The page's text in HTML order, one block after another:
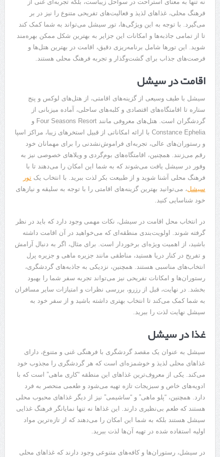
نه تنها به معنای استراحت در سواحل زیباست، بلکه تجربه‌ای غنی از
فرهنگ محلی، غذاهای لذیذ و فعالیت‌های تفریحی متنوع را نیز در بر
می‌گیرد. با توجه به این ویژگی‌ها، تور سیشل می‌تواند به شما کمک کند
تا از تمامی جاذبه‌ها و امکانات این جزایر به بهترین شکل ممکن بهره‌مند
شوید. این تورها شامل برنامه‌ریزی دقیق، اقامت در بهترین هتل‌ها و
فرصت‌های جذاب برای گشت‌وگذار و تجربه فرهنگ محلی هستند.
اقامت در سیشل
سیشل با طیف وسیعی از گزینه‌های اقامتی، از هتل‌های لوکس و پنج
ستاره تا اقامتگاه‌های اقتصادی و کلبه‌های ساحلی، آماده میزبانی از
گردشگران است. هتل‌های معروفی مانند Four Seasons Resort و
Constance Ephelia با ارائه امکاناتی از قبیل استخرهای زیبا، مراکز اسپا
و رستوران‌های عالی، تجربه‌ای فراموش‌نشدنی را برای مهمانان خود
رقم می‌زنند. همچنین، اقامتگاه‌های بوم‌گردی و ویلاهای خصوصی نیز به
وفور در سیشل یافت می‌شوند که به شما این امکان را می‌دهند تا با
فرهنگ محلی آشنا شوید و از طبیعت بکر لذت ببرید. با انتخاب یک تور
سیشل، می‌توانید بهترین گزینه‌های اقامتی را با توجه به سلیقه و نیازهای
خود شناسایی کنید.
در انتخاب محل اقامت در سیشل، نکات مهمی وجود دارد که باید در نظر
گرفته شوند. اولویت‌بندی منطقه‌ای که می‌خواهید در آن اقامت داشته
باشید، از اهمیت ویژه‌ای برخوردار است. برای مثال، اگر به دنبال آرامش
و تفریح در کنار دریا هستید، مناطقی مانند جزیره ماهی و جزیره پرل
انتخاب‌های مناسبی هستند. همچنین، نزدیکی به جاذبه‌های گردشگری،
رستوران‌ها و امکانات تفریحی نیز می‌تواند تجربه سفر شما را بهبود
بخشد. در نهایت، قبل از رزرو، بررسی نظرات و امتیازات سایر مسافران
به شما کمک می‌کند تا انتخاب بهتری داشته باشید و از سفر خود به
سیشل نهایت لذت را ببرید.
غذا در سیشل
سیشل به عنوان یک مقصد گردشگری با فرهنگی غنی و متنوع، دارای
غذاهای محلی لذیذ و خوشمزه‌ای است که هر گردشگری را مجذوب خود
می‌کند. یکی از معروف‌ترین غذاهای این منطقه “کاری ماهی” است که با
ادویه‌های خاص و سبزیجات تازه تهیه می‌شود و طعمی منحصر به فرد
دارد. همچنین، “پلو ماهی” و “ساشیمی” نیز از دیگر غذاهای محبوب محلی
هستند که طعم بی‌نظیری دارند. این غذاها نه تنها نمایانگر فرهنگ غذایی
سیشل هستند بلکه به شما این امکان را می‌دهند که از تازه‌ترین مواد
اولیه استفاده شده در تهیه آن‌ها لذت ببرید.
در سیشل، رستوران‌ها و کافه‌های متنوعی وجود دارند که غذاهای محلی